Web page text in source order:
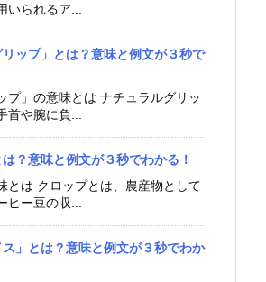
いられるア...
リップ」とは？意味と例文が３秒で
プ」の意味とは ナチュラルグリッ
首や腕に負...
は？意味と例文が３秒でわかる！
とは クロップとは、農産物として
ヒー豆の収...
ス」とは？意味と例文が３秒でわか